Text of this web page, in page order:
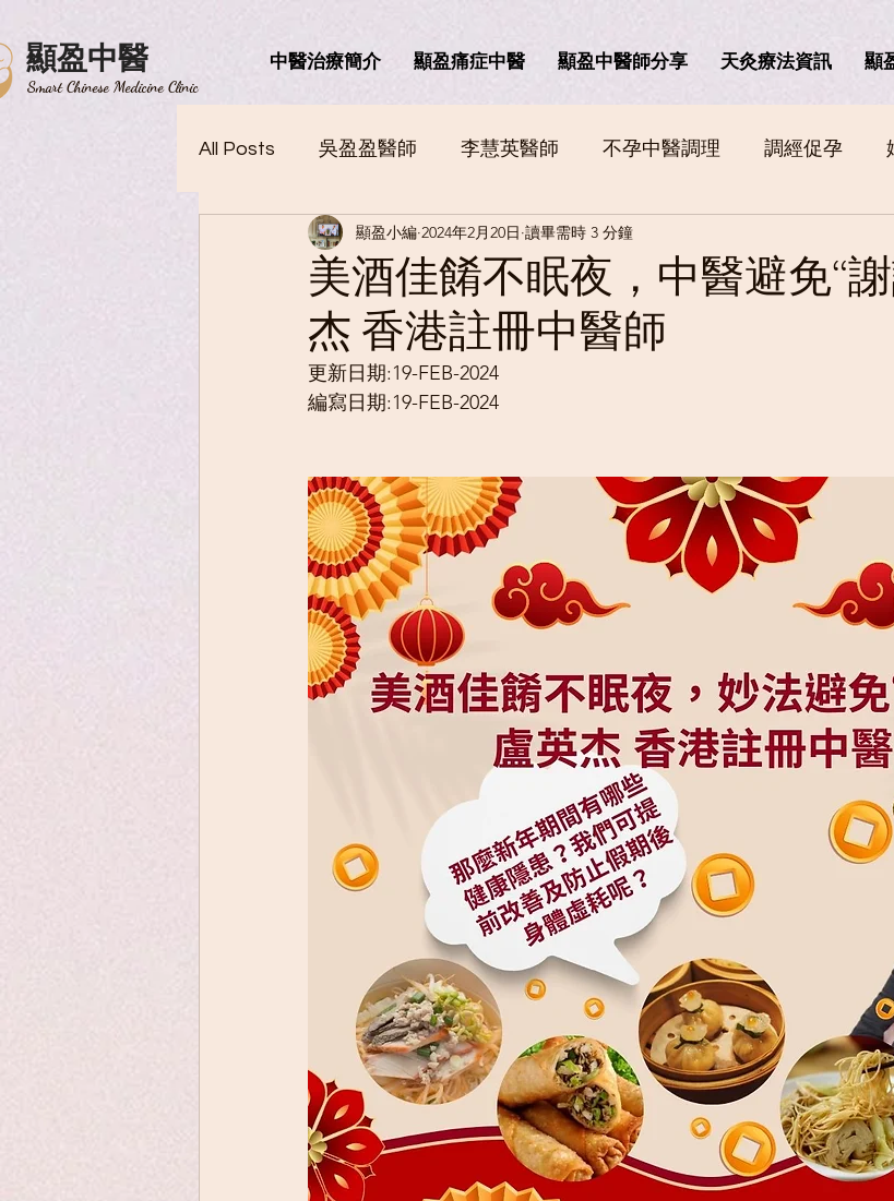
中醫治療簡介 顯盈痛症中醫 顯盈中醫師分享 天灸療法資訊 顯
顯盈中醫
​Smart Chinese Medicine Clinic
All Posts 吳盈盈醫師 李慧英醫師 不孕中醫調理 調經促孕
三高中醫 脾胃消化 盧英杰醫師 中醫皮膚
高青云醫師
美酒佳餚不眠夜，中醫避免“
杰 香港註冊中醫師
顯盈小編 2024年2月20日 讀畢需時 3 分鐘
更新日期:19-FEB-2024
編寫日期:19-FEB-2024